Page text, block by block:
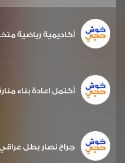
أكاديمية رياضية
أكتمل اعادة بناء
جراح نصار بطل